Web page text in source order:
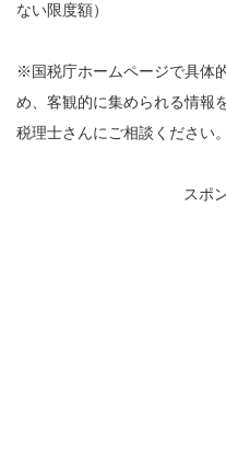
ない限度額）
※国税庁ホームページで具体
め、客観的に集められる情報
税理士さんにご相談ください。
スポ